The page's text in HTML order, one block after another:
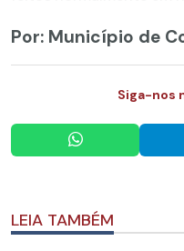
Por: Município de
Siga-nos
LEIA TAMBÉM